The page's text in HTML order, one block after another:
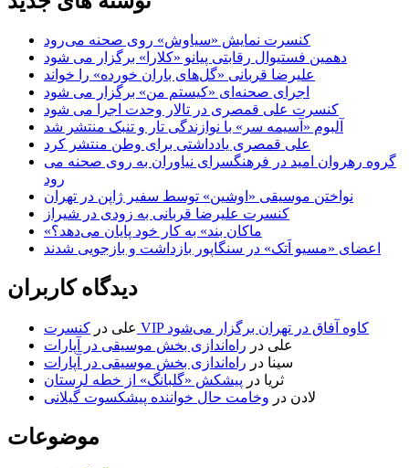
کنسرت‌ نمایش «سیاوش» روی صحنه می‌رود
دهمین فستیوال رقابتی پیانو «کلارا» برگزار می شود
علیرضا قربانی «گل‌های باران خورده» را خواند
اجرای صحنه‌ای «کیستم من» برگزار می شود
کنسرت علی قمصری در تالار وحدت اجرا می شود
آلبوم «آسیمه سر» با نوازندگی تار و تنبک منتشر شد
علی قمصری یادداشتی برای وطن منتشر کرد
گروه رهروان امید در فرهنگسرای نیاوران به روی صحنه می
رود
نواختن موسیقی «اوشین» توسط سفیر ژاپن در تهران
کنسرت علیرضا قربانی به زودی در شیراز
«ماکان بند» به کار خود پایان می‌دهد؟
اعضای «مسیو اَتک» در سنگاپور بازداشت و بازجویی شدند
دیدگاه کاربران
علی در
کنسرت VIP کاوه آفاق در تهران برگزار می‌شود
علی در راه‌اندازی بخش موسیقی در آپارات
سینا در راه‌اندازی بخش موسیقی در آپارات
ثریا در پیشکش «گلبانگ» از خطه لرستان
لادن در وخامت حال خواننده پیشکسوت گیلانی
موضوعات